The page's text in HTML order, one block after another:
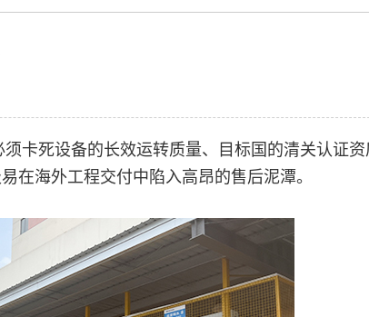
卡死设备的长效运转质量、目标国的清关认证
在海外工程交付中陷入高昂的售后泥潭。